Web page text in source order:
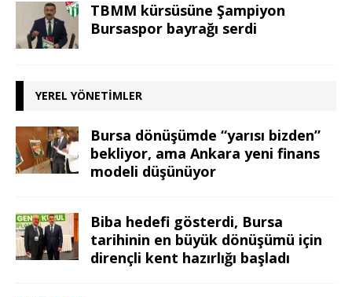
TBMM kürsüsüne Şampiyon
Bursaspor bayrağı serdi
YEREL YÖNETIMLER
Bursa dönüşümde “yarısı bizden”
bekliyor, ama Ankara yeni finans
modeli düşünüyor
Biba hedefi gösterdi, Bursa
tarihinin en büyük dönüşümü için
dirençli kent hazırlığı başladı